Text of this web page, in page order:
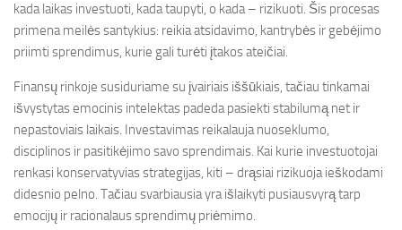
kada laikas investuoti, kada taupyti, o kada – rizikuoti. Šis procesas
primena meilės santykius: reikia atsidavimo, kantrybės ir gebėjimo
priimti sprendimus, kurie gali turėti įtakos ateičiai.
Finansų rinkoje susiduriame su įvairiais iššūkiais, tačiau tinkamai
išvystytas emocinis intelektas padeda pasiekti stabilumą net ir
nepastoviais laikais. Investavimas reikalauja nuoseklumo,
disciplinos ir pasitikėjimo savo sprendimais. Kai kurie investuotojai
renkasi konservatyvias strategijas, kiti – drąsiai rizikuoja ieškodami
didesnio pelno. Tačiau svarbiausia yra išlaikyti pusiausvyrą tarp
emocijų ir racionalaus sprendimų priėmimo.